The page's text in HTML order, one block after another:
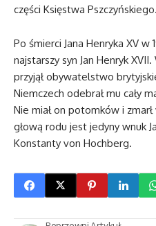
części Księstwa Pszczyńskiego.
Po śmierci Jana Henryka XV w
najstarszy syn Jan Henryk
przyjął obywatelstwo
Niemczech odebrał mu cały
Nie miał on potomków i
głową rodu jest jedyny wnuk
Konstanty von Hochberg.